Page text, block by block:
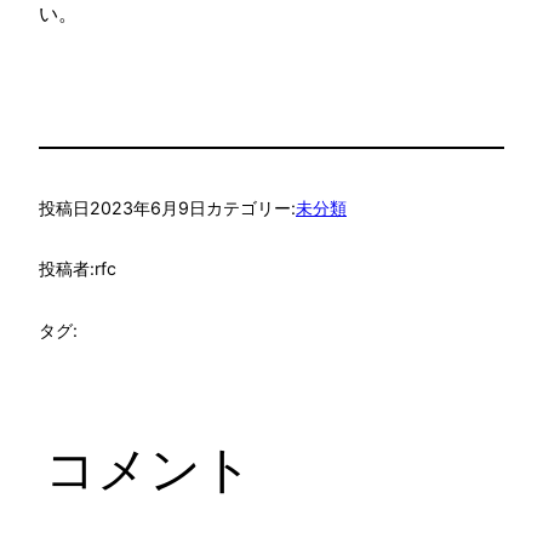
い。
投稿日2023年6月9日カテゴリー:未分類
投稿者:rfc
タグ:
コメント